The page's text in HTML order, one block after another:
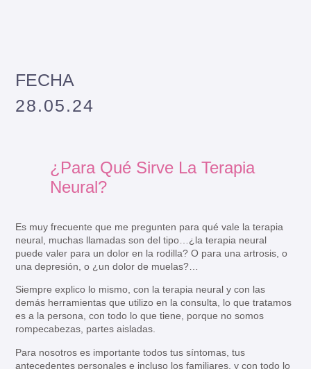
FECHA
28.05.24
¿Para Qué Sirve La Terapia
Neural?
Es muy frecuente que me pregunten para qué vale la terapia
neural, muchas llamadas son del tipo…¿la terapia neural
puede valer para un dolor en la rodilla? O para una artrosis, o
una depresión, o ¿un dolor de muelas?…
Siempre explico lo mismo, con la terapia neural y con las
demás herramientas que utilizo en la consulta, lo que tratamos
es a la persona, con todo lo que tiene, porque no somos
rompecabezas, partes aisladas.
Para nosotros es importante todos tus síntomas, tus
antecedentes personales e incluso los familiares, y con todo lo